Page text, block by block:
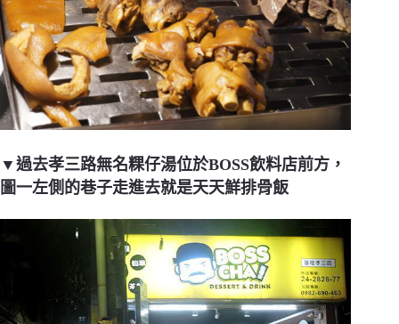
▼過去孝三路無名粿仔湯位於BOSS飲料店前方，
圖一左側的巷子走進去就是天天鮮排骨飯